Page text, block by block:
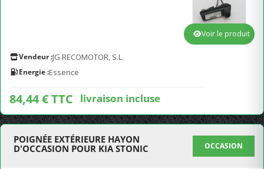
Vendeur :JG RECOMOTOR, S.L.
Energie :Essence
84,44 € TTC livraison incluse
Voir le produit
POIGNÉE EXTÉRIEURE HAYON
D'OCCASION POUR KIA STONIC
OCCASION